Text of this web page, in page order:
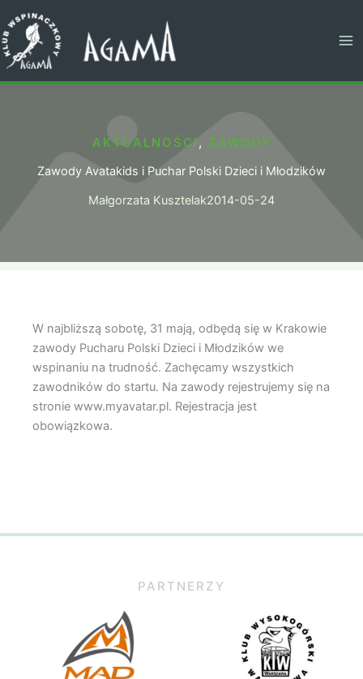
do
treści
AKTUALNOŚCI , ZAWODY
Zawody Avatakids i Puchar Polski Dzieci i Młodzików
Małgorzata Kusztelak2014-05-24
W najbliższą sobotę, 31 mają, odbędą się w Krakowie
zawody Pucharu Polski Dzieci i Młodzików we
wspinaniu na trudność. Zachęcamy wszystkich
zawodników do startu. Na zawody rejestrujemy się na
stronie www.myavatar.pl. Rejestracja jest
obowiązkowa.
PARTNERZY